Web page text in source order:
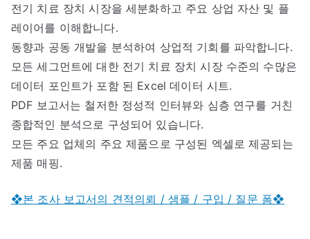
전기 치료 장치 시장을 세분화하고 주요 상업 자산 및 플
레이어를 이해합니다.
동향과 공동 개발을 분석하여 상업적 기회를 파악합니다.
모든 세그먼트에 대한 전기 치료 장치 시장 수준의 수많은
데이터 포인트가 포함 된 Excel 데이터 시트.
PDF 보고서는 철저한 정성적 인터뷰와 심층 연구를 거친
종합적인 분석으로 구성되어 있습니다.
모든 주요 업체의 주요 제품으로 구성된 엑셀로 제공되는
제품 매핑.
❖본 조사 보고서의 견적의뢰 / 샘플 / 구입 / 질문 폼❖